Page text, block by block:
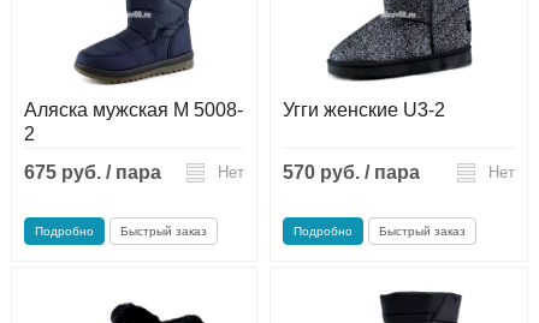
Аляска мужская М 5008-
2
675 руб. / пара
Нет
Подробно Быстрый заказ
Угги женские U3-2
570 руб. / пара Нет
Подробно Быстрый заказ